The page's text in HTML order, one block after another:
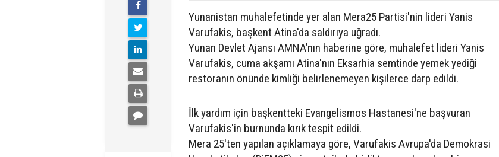
Yunanistan muhalefetinde yer alan Mera25 Partisi'nin lideri Yanis
Varufakis, başkent Atina'da saldırıya uğradı.
Yunan Devlet Ajansı AMNA’nın haberine göre, muhalefet lideri Yanis
Varufakis, cuma akşamı Atina'nın Eksarhia semtinde yemek yediği
restoranın önünde kimliği belirlenemeyen kişilerce darp edildi.
İlk yardım için başkentteki Evangelismos Hastanesi'ne başvuran
Varufakis'in burnunda kırık tespit edildi.
Mera 25'ten yapılan açıklamaya göre, Varufakis Avrupa'da Demokrasi